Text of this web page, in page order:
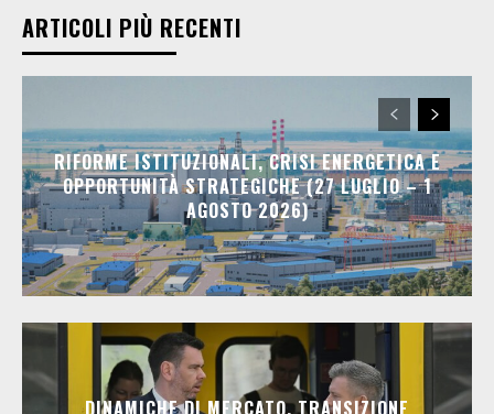
ARTICOLI PIÙ RECENTI
RIFORME ISTITUZIONALI, CRISI ENERGETICA E
OPPORTUNITÀ STRATEGICHE (27 LUGLIO – 1
AGOSTO 2026)
DINAMICHE DI MERCATO, TRANSIZIONE